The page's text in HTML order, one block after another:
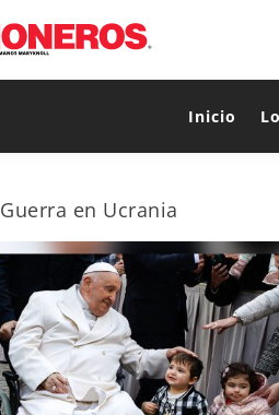
Inicio
Guerra en Ucrania